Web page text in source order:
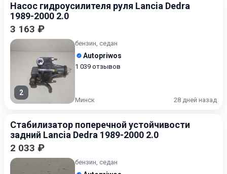
Насос гидроусилителя руля Lancia Dedra
1989-2000 2.0
3 163 ₽
2
бензин, седан
Autopriwos
1 039 отзывов
Минск 28 дней назад
Стабилизатор поперечной устойчивости
задний Lancia Dedra 1989-2000 2.0
2 033 ₽
бензин, седан